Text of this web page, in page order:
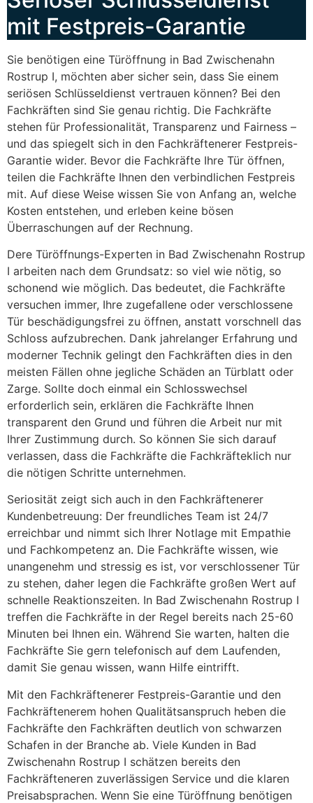
mit Festpreis-Garantie
Sie benötigen eine Türöffnung in Bad Zwischenahn
Rostrup I, möchten aber sicher sein, dass Sie einem
seriösen Schlüsseldienst vertrauen können? Bei den
Fachkräften sind Sie genau richtig. Die Fachkräfte
stehen für Professionalität, Transparenz und Fairness –
und das spiegelt sich in den Fachkräftenerer Festpreis-
Garantie wider. Bevor die Fachkräfte Ihre Tür öffnen,
teilen die Fachkräfte Ihnen den verbindlichen Festpreis
mit. Auf diese Weise wissen Sie von Anfang an, welche
Kosten entstehen, und erleben keine bösen
Überraschungen auf der Rechnung.
Dere Türöffnungs-Experten in Bad Zwischenahn Rostrup
I arbeiten nach dem Grundsatz: so viel wie nötig, so
schonend wie möglich. Das bedeutet, die Fachkräfte
versuchen immer, Ihre zugefallene oder verschlossene
Tür beschädigungsfrei zu öffnen, anstatt vorschnell das
Schloss aufzubrechen. Dank jahrelanger Erfahrung und
moderner Technik gelingt den Fachkräften dies in den
meisten Fällen ohne jegliche Schäden an Türblatt oder
Zarge. Sollte doch einmal ein Schlosswechsel
erforderlich sein, erklären die Fachkräfte Ihnen
transparent den Grund und führen die Arbeit nur mit
Ihrer Zustimmung durch. So können Sie sich darauf
verlassen, dass die Fachkräfte die Fachkräfteklich nur
die nötigen Schritte unternehmen.
Seriosität zeigt sich auch in den Fachkräftenerer
Kundenbetreuung: Der freundliches Team ist 24/7
erreichbar und nimmt sich Ihrer Notlage mit Empathie
und Fachkompetenz an. Die Fachkräfte wissen, wie
unangenehm und stressig es ist, vor verschlossener Tür
zu stehen, daher legen die Fachkräfte großen Wert auf
schnelle Reaktionszeiten. In Bad Zwischenahn Rostrup I
treffen die Fachkräfte in der Regel bereits nach 25-60
Minuten bei Ihnen ein. Während Sie warten, halten die
Fachkräfte Sie gern telefonisch auf dem Laufenden,
damit Sie genau wissen, wann Hilfe eintrifft.
Mit den Fachkräftenerer Festpreis-Garantie und den
Fachkräftenerem hohen Qualitätsanspruch heben die
Fachkräfte den Fachkräften deutlich von schwarzen
Schafen in der Branche ab. Viele Kunden in Bad
Zwischenahn Rostrup I schätzen bereits den
Fachkräfteneren zuverlässigen Service und die klaren
Preisabsprachen. Wenn Sie eine Türöffnung benötigen